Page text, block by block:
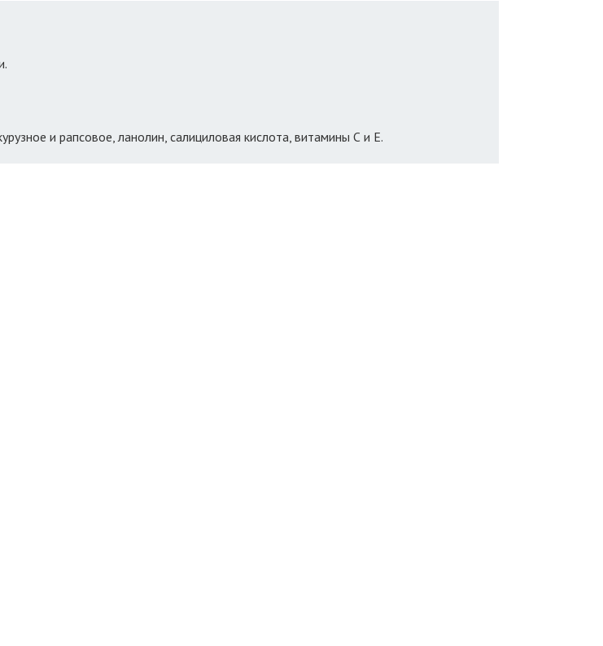
и рапсовое, ланолин, салициловая кислота, витамины С и Е.